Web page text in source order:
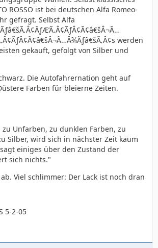
ROSSO ist bei deutschen Alfa Romeo-
gefragt. Selbst Alfa
werden
gekauft, gefolgt von Silber und
Die Autofahrernation geht auf
Farben für bleierne Zeiten.
Unfarben, zu dunklen Farben, zu
Silber, wird sich in nächster Zeit kaum
einiges über den Zustand der
sich nichts."
Viel schlimmer: Der Lack ist noch dran
5-2-05